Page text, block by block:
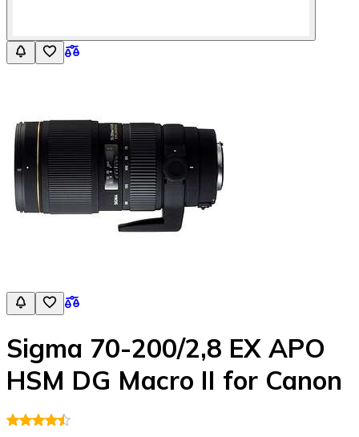
Sigma 70-200/2,8 EX APO
HSM DG Macro II for Canon